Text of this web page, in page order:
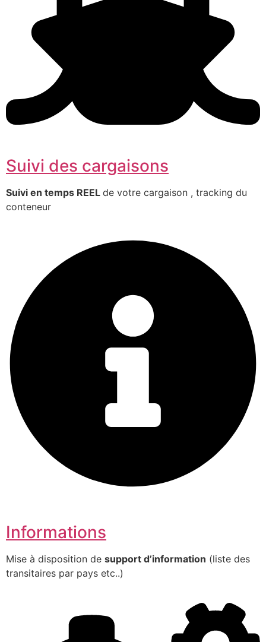
Suivi des cargaisons
Suivi en temps REEL de votre cargaison , tracking du
conteneur
Informations
Mise à disposition de support d’information (liste des
transitaires par pays etc..)